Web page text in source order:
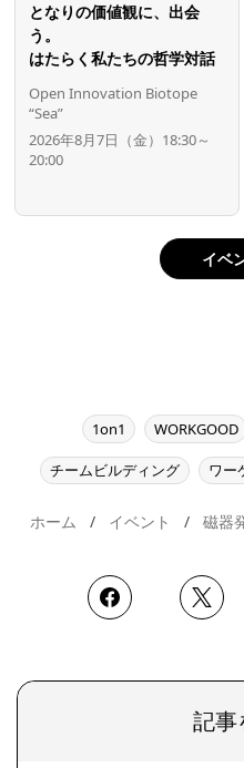
となりの価値観に、出会
う。
はたらく私たちの哲学対話
Open Innovation Biotope
“Sea”
2026年8月7日（金）18:30～
20:00
イベ
1on1 WORKGOOD
チームビルディング ワー
ホーム イベント 磁器
記事